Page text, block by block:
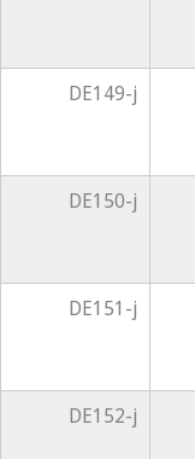
DE149-j
DE150-j
DE151-j
DE152-j